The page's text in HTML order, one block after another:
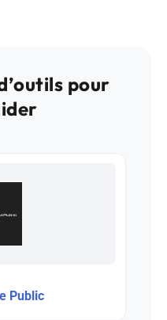
pour
Public